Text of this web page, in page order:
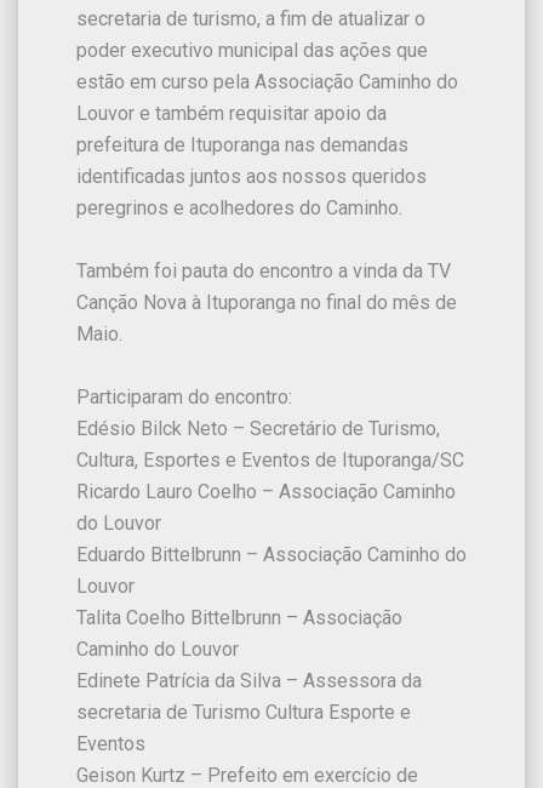
secretaria de turismo, a fim de atualizar o
poder executivo municipal das ações que
estão em curso pela Associação Caminho do
Louvor e também requisitar apoio da
prefeitura de Ituporanga nas demandas
identificadas juntos aos nossos queridos
peregrinos e acolhedores do Caminho.
Também foi pauta do encontro a vinda da TV
Canção Nova à Ituporanga no final do mês de
Maio.
Participaram do encontro:
Edésio Bilck Neto – Secretário de Turismo,
Cultura, Esportes e Eventos de Ituporanga/SC
Ricardo Lauro Coelho – Associação Caminho
do Louvor
Eduardo Bittelbrunn – Associação Caminho do
Louvor
Talita Coelho Bittelbrunn – Associação
Caminho do Louvor
Edinete Patrícia da Silva – Assessora da
secretaria de Turismo Cultura Esporte e
Eventos
Geison Kurtz – Prefeito em exercício de